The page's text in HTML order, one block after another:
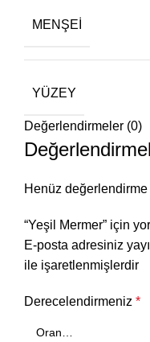
MENŞEI
YÜZEY
Değerlendirmeler (0)
Henüz değerlendirme
“Yeşil Mermer” için
E-posta adresiniz
ile işaretlenmişlerdir
Derecelendirmeniz *